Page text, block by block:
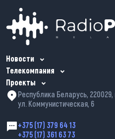
Новости
Телекомпания
Проекты
Республика Беларусь, 220029,
ул. Коммунистическая, 6
+375 (17) 379 64 13
+375 (17) 361 63 73